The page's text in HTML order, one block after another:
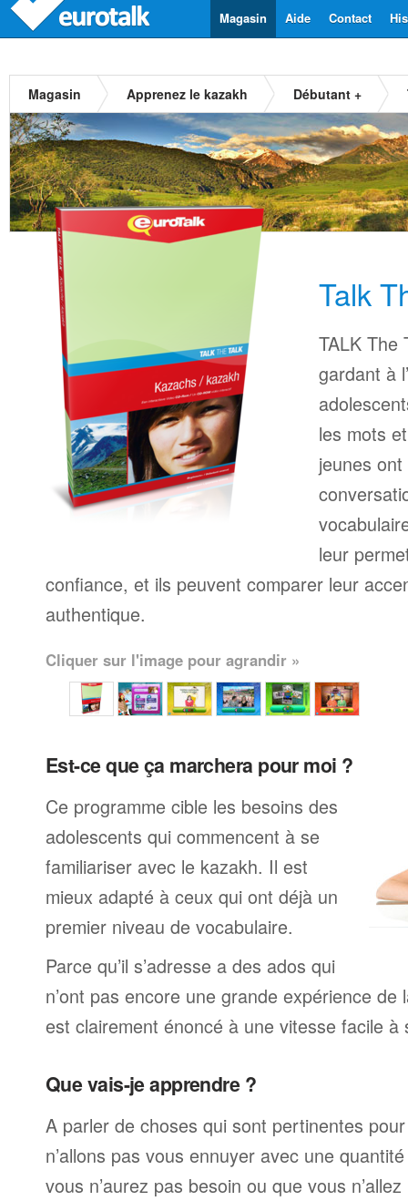
Contact
Aide
Magasin
Magasin Apprenez le kazakh Débutant +
Talk
TALK The
gardant à
les mots
jeunes
leur
confiance, et ils peuvent comparer leur
authentique.
Cliquer sur l'image pour agrandir »
Est-ce que ça marchera pour moi ?
Ce programme cible les besoins des
adolescents qui commencent à se
familiariser avec le kazakh. Il est
mieux adapté à ceux qui ont déjà un
premier niveau de vocabulaire.
Parce qu’il s’adresse a des ados qui
n’ont pas encore une grande expérience de
est clairement énoncé à une vitesse facile à
Que vais-je apprendre ?
A parler de choses qui sont pertinentes
n’allons pas vous ennuyer avec une
vous n’aurez pas besoin ou que vous